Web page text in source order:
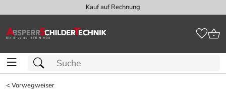
Kauf auf Rechnung
<Vorwegweiser